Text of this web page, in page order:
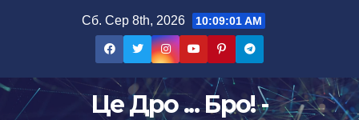
Сб. Сер 8th, 2026 10:09:02 AM
Це Дро ... Бро! -